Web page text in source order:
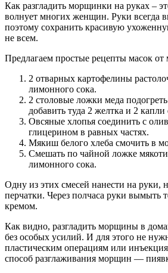
Как разгладить морщинки на руках –
волнует многих женщин. Руки всегда
поэтому сохранить красивую
не всем.
Предлагаем простые рецепты масок
2 отварных картофелины
лимонного сока.
2 столовые ложки меда
добавить туда 2 желтка и 2
Овсяные хлопья соединить с
глицерином в равных частях.
Мякиш белого хлеба смочить в
Смешать по чайной ложке
лимонного сока.
Одну из этих смесей нанести на руки,
перчатки. Через полчаса руки вымыть
кремом.
Как видно, разгладить морщины в
без особых усилий. И для этого не
пластическим операциям или
способ разглаживания морщин —